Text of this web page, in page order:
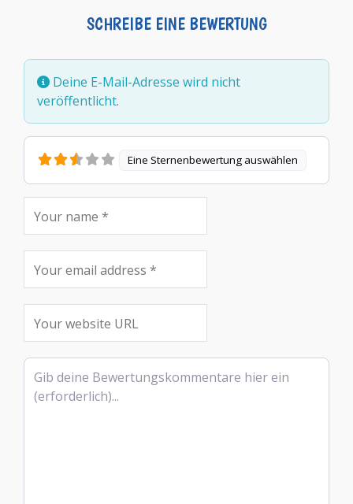
SCHREIBE EINE BEWERTUNG
Deine E-Mail-Adresse wird nicht
veröffentlicht.
Eine Sternenbewertung auswählen
Rezensionstext